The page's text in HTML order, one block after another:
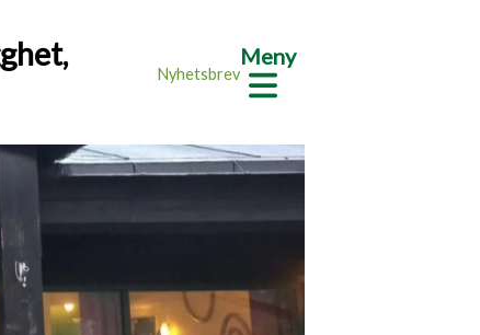
Nyhetsbrev
Meny